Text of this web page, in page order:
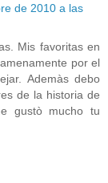
de 2010 a las
Mis favoritas en
por el
Ademàs debo
de la historia de
gustò mucho tu